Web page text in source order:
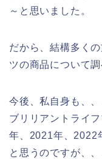
～と思いました。
だから、結構多く
ツの商品について
今後、私自身も、
ブリリアントライ
年、2021年、2022
と思うのですが、